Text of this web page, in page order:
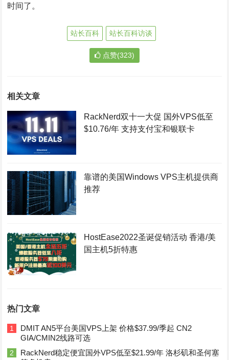
时间了。
站长百科 站长百科访谈
点赞(323)
相关文章
RackNerd双十一大促 国外VPS低至
$10.76/年 支持支付宝和银联卡
靠谱的美国Windows VPS主机提供商
推荐
HostEase2022圣诞促销活动 香港/美
国主机5折特惠
热门文章
1
DMIT AN5平台美国VPS上架 价格$37.99/季起 CN2
GIA/CMIN2线路可选
2
RackNerd稳定便宜国外VPS低至$21.99/年 洛杉矶和圣何塞